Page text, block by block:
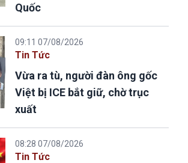
Quốc
09:11 07/08/2026
Tin Tức
Vừa ra tù, người đàn ông gốc
Việt bị ICE bắt giữ, chờ trục
xuất
08:28 07/08/2026
Tin Tức